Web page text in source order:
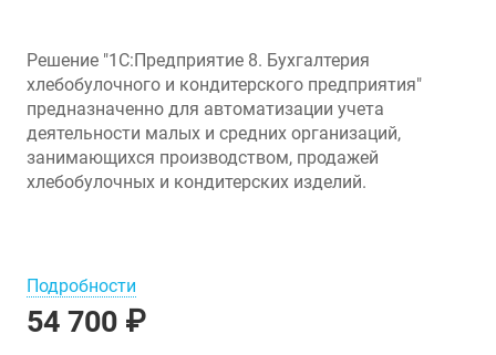
Решение "1С:Предприятие 8. Бухгалтерия
хлебобулочного и кондитерского предприятия"
предназначенно для автоматизации учета
деятельности малых и средних организаций,
занимающихся производством, продажей
хлебобулочных и кондитерских изделий.
Подробности
54 700 ₽